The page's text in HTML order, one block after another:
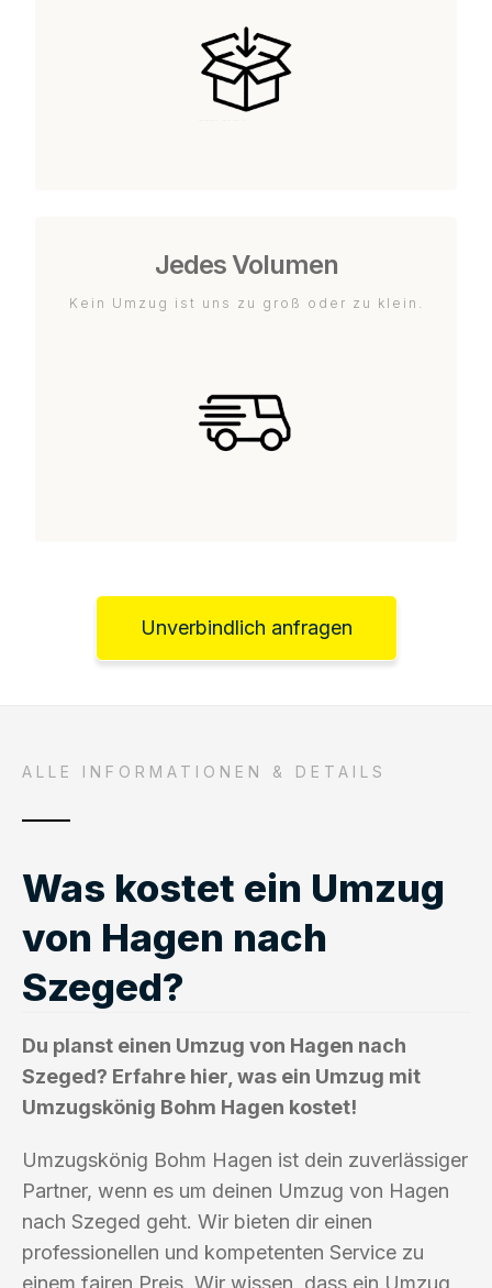
Jedes Volumen
Kein Umzug ist uns zu groß oder zu klein.
Unverbindlich anfragen
ALLE INFORMATIONEN & DETAILS
Was kostet ein Umzug
von Hagen nach
Szeged?
Du planst einen Umzug von Hagen nach
Szeged? Erfahre hier, was ein Umzug mit
Umzugskönig Bohm Hagen kostet!
Umzugskönig Bohm Hagen ist dein zuverlässiger
Partner, wenn es um deinen Umzug von Hagen
nach Szeged geht. Wir bieten dir einen
professionellen und kompetenten Service zu
einem fairen Preis. Wir wissen, dass ein Umzug